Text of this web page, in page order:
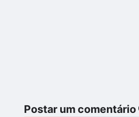
Postar um comentário